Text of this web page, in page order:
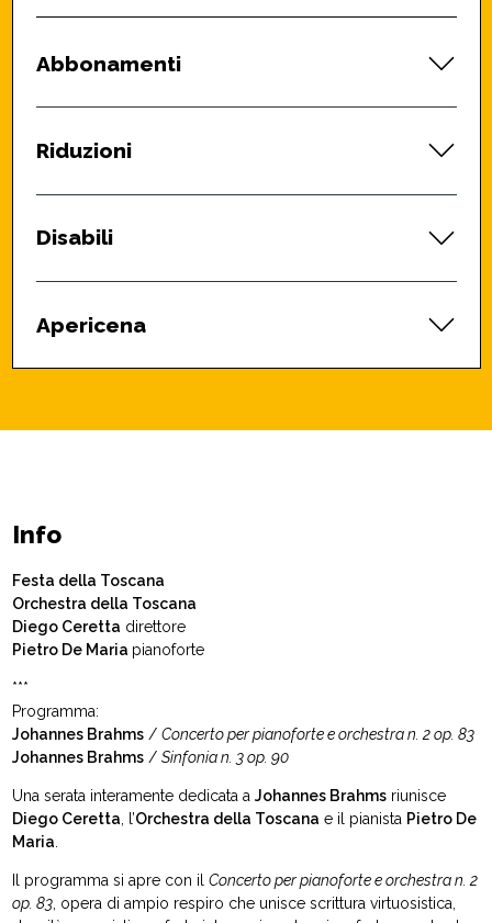
Abbonamenti
Riduzioni
Disabili
Apericena
Info
Festa della Toscana
Orchestra della Toscana
Diego Ceretta direttore
Pietro De Maria pianoforte
***
Programma:
Johannes Brahms / Concerto per pianoforte e orchestra n. 2 op. 83
Johannes Brahms / Sinfonia n. 3 op. 90
Una serata interamente dedicata a Johannes Brahmsriunisce
Diego Ceretta, l’Orchestra della Toscana e il pianista Pietro De
Maria.
Il programma si apre con il Concerto per pianoforte e orchestra n. 2
op. 83, opera di ampio respiro che unisce scrittura virtuosistica,